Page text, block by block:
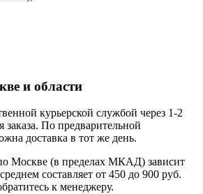
и области
курьерской службой через 1-2
заказа. По предварительной
доставка в тот же день.
Москве (в пределах МКАД) зависит
составляет от 450 до 900 руб.
к менеджеру.